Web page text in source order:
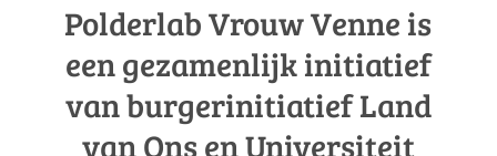
Polderlab Vrouw Venne is
een gezamenlijk initiatief
van burgerinitiatief Land
van Ons en Universiteit